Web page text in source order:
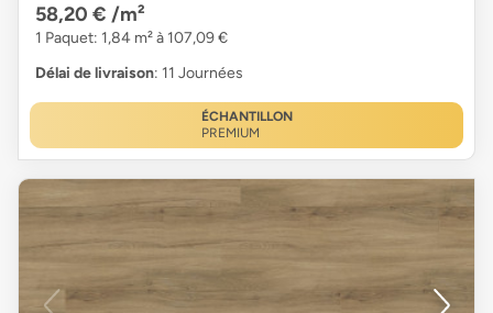
58,20 € /m²
1 Paquet: 1,84 m² à 107,09 €
Délai de livraison: 11 Journées
ÉCHANTILLON
PREMIUM